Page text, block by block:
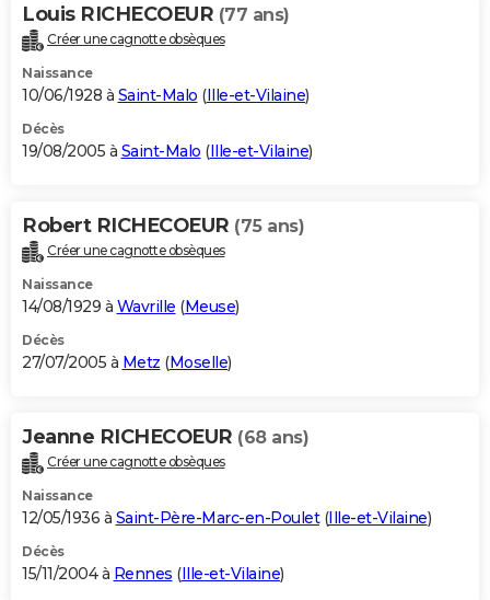
Louis RICHECOEUR (77 ans)
Créer une cagnotte obsèques
Naissance
10/06/1928 à Saint-Malo (Ille-et-Vilaine)
Décès
19/08/2005 à Saint-Malo (Ille-et-Vilaine)
Robert RICHECOEUR (75 ans)
Créer une cagnotte obsèques
Naissance
14/08/1929 à Wavrille (Meuse)
Décès
27/07/2005 à Metz (Moselle)
Jeanne RICHECOEUR (68 ans)
Créer une cagnotte obsèques
Naissance
12/05/1936 à Saint-Père-Marc-en-Poulet(Ille-et-Vilaine)
Décès
15/11/2004 à Rennes (Ille-et-Vilaine)